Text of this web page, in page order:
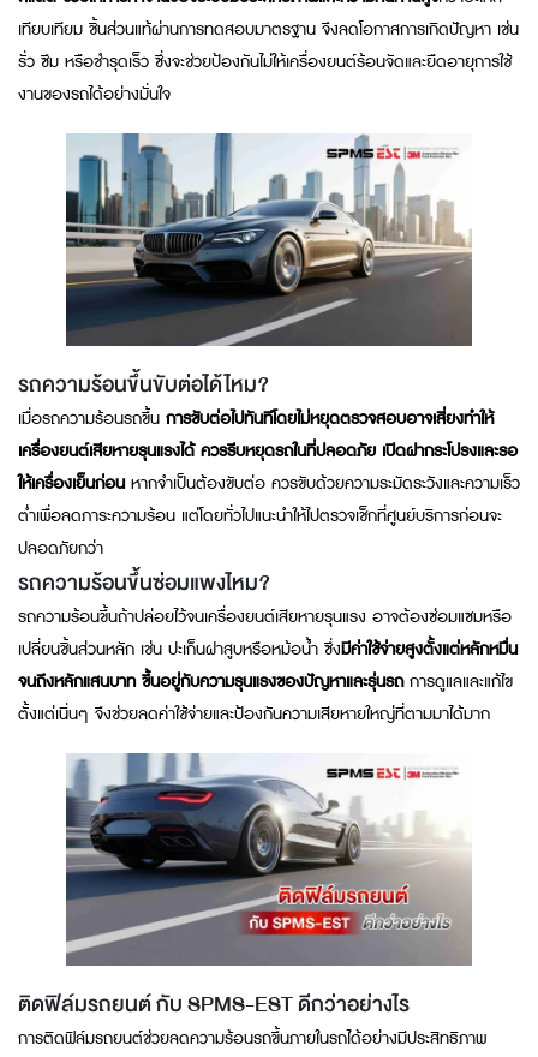
เทียบเทียม ชิ้นส่วนแท้ผ่านการทดสอบมาตรฐาน จึงลดโอกาสการเกิดปัญหา เช่น
รั่ว ซึม หรือชำรุดเร็ว ซึ่งจะช่วยป้องกันไม่ให้เครื่องยนต์ร้อนจัดและยืดอายุการใช้
งานของรถได้อย่างมั่นใจ
รถความร้อนขึ้นขับต่อได้ไหม?
เมื่อรถความร้อนรถขึ้น การขับต่อไปทันทีโดยไม่หยุดตรวจสอบอาจเสี่ยงทำให้
เครื่องยนต์เสียหายรุนแรงได้ ควรรีบหยุดรถในที่ปลอดภัย เปิดฝากระโปรงและรอ
ให้เครื่องเย็นก่อนหากจำเป็นต้องขับต่อ ควรขับด้วยความระมัดระวังและความเร็ว
ต่ำเพื่อลดภาระความร้อน แต่โดยทั่วไปแนะนำให้ไปตรวจเช็กที่ศูนย์บริการก่อนจะ
ปลอดภัยกว่า
รถความร้อนขึ้นซ่อมแพงไหม?
รถความร้อนขึ้นถ้าปล่อยไว้จนเครื่องยนต์เสียหายรุนแรง อาจต้องซ่อมแซมหรือ
เปลี่ยนชิ้นส่วนหลัก เช่น ปะเก็นฝาสูบหรือหม้อน้ำ ซึ่งมีค่าใช้จ่ายสูงตั้งแต่หลักหมื่น
จนถึงหลักแสนบาท ขึ้นอยู่กับความรุนแรงของปัญหาและรุ่นรถการดูแลและแก้ไข
ตั้งแต่เนิ่นๆ จึงช่วยลดค่าใช้จ่ายและป้องกันความเสียหายใหญ่ที่ตามมาได้มาก
ติดฟิล์มรถยนต์ กับ SPMS-EST ดีกว่าอย่างไร
การติดฟิล์มรถยนต์ช่วยลดความร้อนรถขึ้นภายในรถได้อย่างมีประสิทธิภาพ